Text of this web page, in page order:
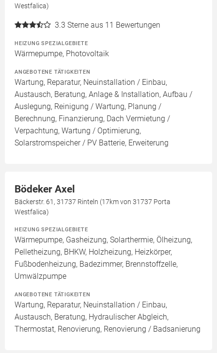
Westfalica)
3.3 Sterne aus 11 Bewertungen
HEIZUNG SPEZIALGEBIETE
Wärmepumpe, Photovoltaik
ANGEBOTENE TÄTIGKEITEN
Wartung, Reparatur, Neuinstallation / Einbau,
Austausch, Beratung, Anlage & Installation, Aufbau /
Auslegung, Reinigung / Wartung, Planung /
Berechnung, Finanzierung, Dach Vermietung /
Verpachtung, Wartung / Optimierung,
Solarstromspeicher / PV Batterie, Erweiterung
Bödeker Axel
Bäckerstr. 61, 31737 Rinteln (17km von 31737 Porta
Westfalica)
HEIZUNG SPEZIALGEBIETE
Wärmepumpe, Gasheizung, Solarthermie, Ölheizung,
Pelletheizung, BHKW, Holzheizung, Heizkörper,
Fußbodenheizung, Badezimmer, Brennstoffzelle,
Umwälzpumpe
ANGEBOTENE TÄTIGKEITEN
Wartung, Reparatur, Neuinstallation / Einbau,
Austausch, Beratung, Hydraulischer Abgleich,
Thermostat, Renovierung, Renovierung / Badsanierung